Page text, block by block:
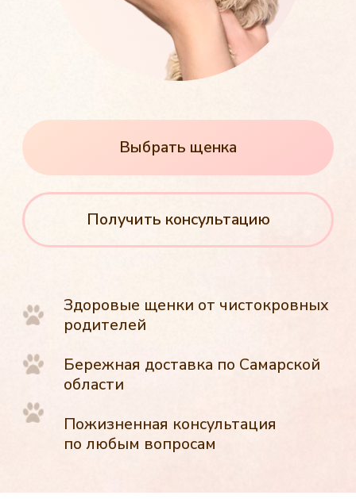
Получить консультацию
Пожизненная консультация
по любым вопросам